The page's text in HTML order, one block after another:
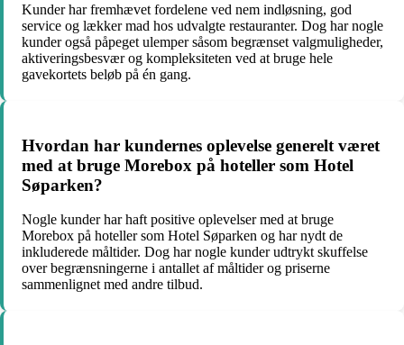
Kunder har fremhævet fordelene ved nem indløsning, god
service og lækker mad hos udvalgte restauranter. Dog har nogle
kunder også påpeget ulemper såsom begrænset valgmuligheder,
aktiveringsbesvær og kompleksiteten ved at bruge hele
gavekortets beløb på én gang.
Hvordan har kundernes oplevelse generelt været
med at bruge Morebox på hoteller som Hotel
Søparken?
Nogle kunder har haft positive oplevelser med at bruge
Morebox på hoteller som Hotel Søparken og har nydt de
inkluderede måltider. Dog har nogle kunder udtrykt skuffelse
over begrænsningerne i antallet af måltider og priserne
sammenlignet med andre tilbud.